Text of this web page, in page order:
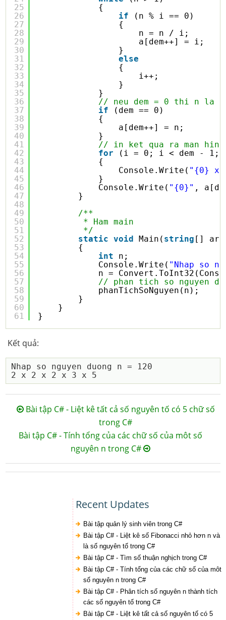
25
26
27
28
29
30
31
32
33
34
35
36
37
38
39
40
41
42
43
44
45
46
47
48
49
50
51
52
53
54
55
56
57
58
59
60
61
{
if
(n % i == 0)
{
n = n / i;
a[dem++] = i;
}
else
{
i++;
}
}
// neu dem = 0 thi n la
if
(dem == 0)
{
a[dem++] = n;
}
// in ket qua ra man hinh
for
(i = 0; i < dem - 1;
{
Console.Write( "{0} x
}
Console.Write( "{0}" ,
}
/**
* Ham main
*/
static
void Main( string []
{
int
n;
Console.Write( "Nhap so
n =
// phan tich so nguyen
phanTichSoNguyen(n);
}
}
}
Kết quả:
Nhap so nguyen duong n = 120
Bài tập C# - Liệt kê tất cả số nguyên tố có 5 chữ số
trong C#
Bài tập C# - Tính tổng của các chữ số của môt số
nguyên n trong C#
Recent Updates
Bài tập quản lý sinh viên trong C#
Bài tập C# - Liệt kê số Fibonacci nhỏ hơn n và
là số nguyên tố trong C#
Bài tập C# - Tìm số thuận nghịch trong C#
Bài tập C# - Tính tổng của các chữ số của môt
số nguyên n trong C#
Bài tập C# - Phân tích số nguyên n thành tích
các số nguyên tố trong C#
Bài tập C# - Liệt kê tất cả số nguyên tố có 5